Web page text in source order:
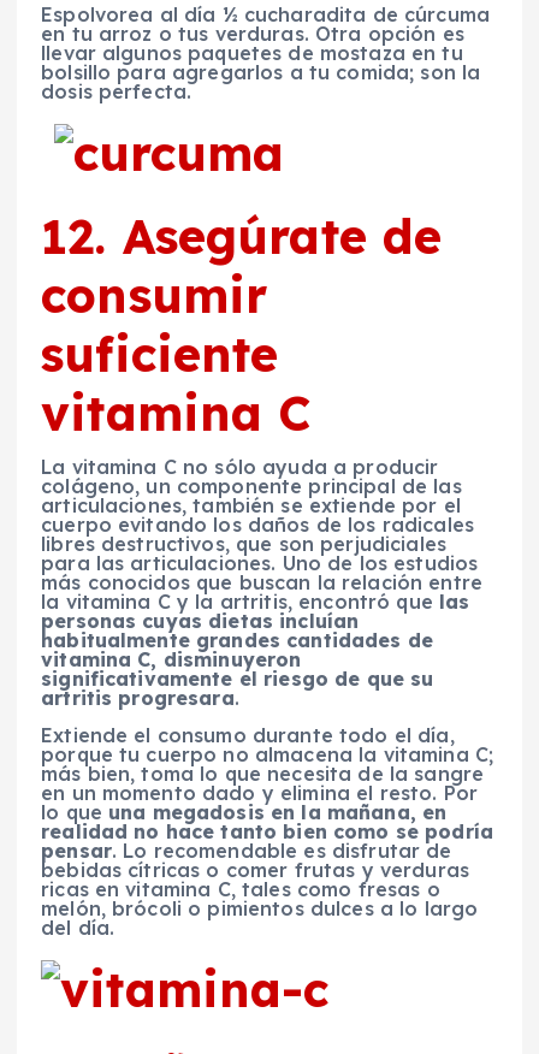
Espolvorea al día ½ cucharadita de cúrcuma
en tu arroz o tus verduras. Otra opción es
llevar algunos paquetes de mostaza en tu
bolsillo para agregarlos a tu comida; son la
dosis perfecta.
12. Asegúrate de
consumir
suficiente
vitamina C
La vitamina C no sólo ayuda a producir
colágeno, un componente principal de las
articulaciones, también se extiende por el
cuerpo evitando los daños de los radicales
libres destructivos, que son perjudiciales
para las articulaciones. Uno de los estudios
más conocidos que buscan la relación entre
la vitamina C y la artritis, encontró que las
personas cuyas dietas incluían
habitualmente grandes cantidades de
vitamina C, disminuyeron
significativamente el riesgo de que su
artritis progresara.
Extiende el consumo durante todo el día,
porque tu cuerpo no almacena la vitamina C;
más bien, toma lo que necesita de la sangre
en un momento dado y elimina el resto. Por
lo que una megadosis en la mañana, en
realidad no hace tanto bien como se podría
pensar. Lo recomendable es disfrutar de
bebidas cítricas o comer frutas y verduras
ricas en vitamina C, tales como fresas o
melón, brócoli o pimientos dulces a lo largo
del día.